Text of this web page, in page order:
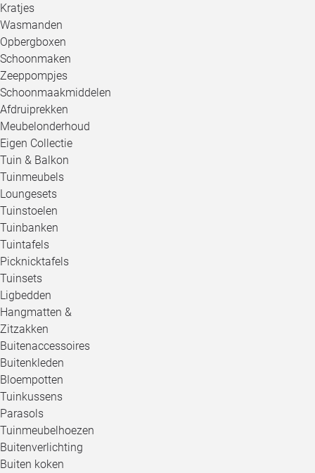
Kratjes
Wasmanden
Opbergboxen
Schoonmaken
Zeeppompjes
Schoonmaakmiddelen
Afdruiprekken
Meubelonderhoud
Eigen Collectie
Tuin & Balkon
Tuinmeubels
Loungesets
Tuinstoelen
Tuinbanken
Tuintafels
Picknicktafels
Tuinsets
Ligbedden
Hangmatten &
Zitzakken
Buitenaccessoires
Buitenkleden
Bloempotten
Tuinkussens
Parasols
Tuinmeubelhoezen
Buitenverlichting
Buiten koken